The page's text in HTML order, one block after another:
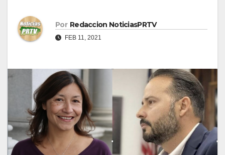
Por Redaccion NoticiasPRTV
FEB 11, 2021